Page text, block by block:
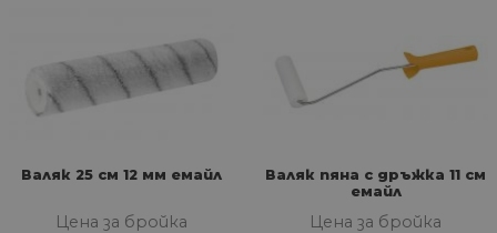
Валяк 25 см 12 мм емайл
Цена за бройка
Валяк пяна с дръжка 11 см
емайл
Цена за бройка